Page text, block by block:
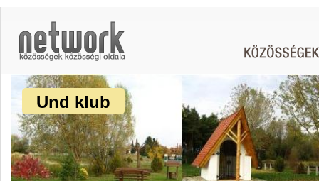
Und klub